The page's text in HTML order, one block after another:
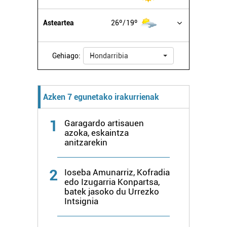
zure baimena Cookieen adierazpenean.
Webgune honek cookie propioak eta hirugarrenen cookie-
fitxategiak erabiltzen ditu. Zure esperientzia eta
zerbitzuak hobetzeko asmoz, cookie teknologiaz
baliatzen gara. Ohar hau onartuz gero, teknologia hori
Asteartea 26º 19º
Gehiago: Hondarribia
Azken 7 egunetako irakurrienak
1
Garagardo artisauen
azoka, eskaintza
anitzarekin
2
Ioseba Amunarriz, Kofradia
edo Izugarria Konpartsa,
batek jasoko du Urrezko
Intsignia